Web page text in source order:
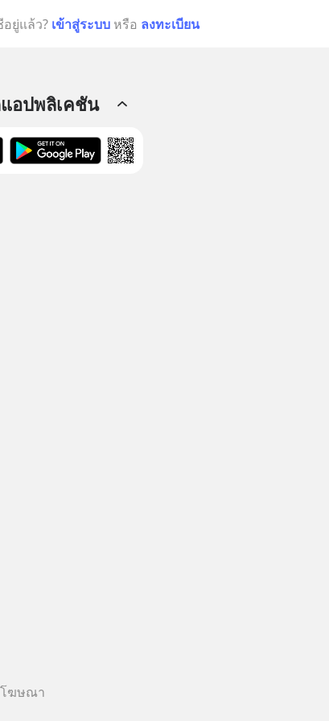
ยู่แล้ว? เข้าสู่ระบบ หรือ ลงทะเบียน
อปพลิเคชัน
โฆษณา